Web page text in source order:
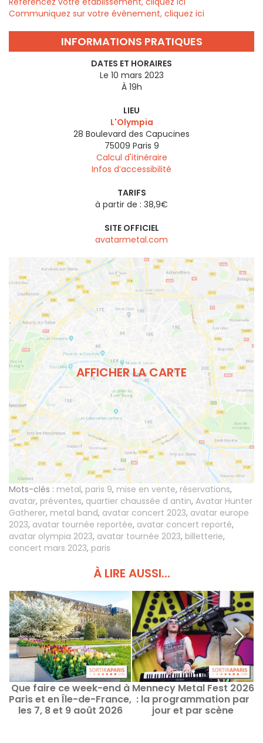
Communiquez sur votre évènement, cliquez ici
INFORMATIONS PRATIQUES
DATES ET HORAIRES
Le 10 mars 2023
À 19h
LIEU
L'Olympia
28 Boulevard des Capucines
75009 Paris 9
Calcul d'itinéraire
Infos d’accessibilité
TARIFS
à partir de : 38,9€
SITE OFFICIEL
avatarmetal.com
AFFICHER LA CARTE
Mots-clés : metal, paris 9, mise en vente, réservations,
avatar, préventes, quartier chaussée d antin, Avatar Hunter
Gatherer, metal band, avatar concert 2023, avatar europe
2023, avatar tournée reportée, avatar concert reporté,
avatar olympia 2023, avatar tournée 2023, billetterie,
concert mars 2023, paris
À LIRE AUSSI...
Que faire ce week-end à
Paris et en Île-de-France,
les 7, 8 et 9 août 2026
Mennecy Metal Fest 2026
: la programmation par
jour et par scène